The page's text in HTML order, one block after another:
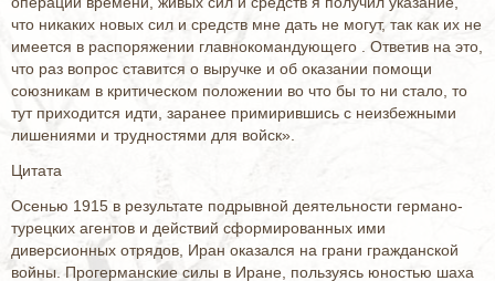
что никаких новых сил и средств мне дать не могут, так как их не
имеется в распоряжении главнокомандующего . Ответив на это,
что раз вопрос ставится о выручке и об оказании помощи
союзникам в критическом положении во что бы то ни стало, то
тут приходится идти, заранее примирившись с неизбежными
лишениями и трудностями для войск».
Цитата
Осенью 1915 в результате подрывной деятельности германо-
турецких агентов и действий сформированных ими
диверсионных отрядов, Иран оказался на грани гражданской
войны. Прогерманские силы в Иране, пользуясь юностью шаха